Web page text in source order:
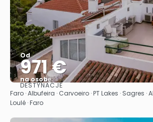
Od
971 €
na osobę
Zobacz
DESTYNACJE
Faro · Albufeira · Carvoeiro · PT Lakes · Sagres ·
Loulé · Faro